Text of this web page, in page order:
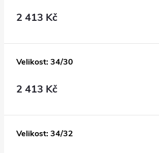
2 413 Kč
Velikost: 34/30
2 413 Kč
Velikost: 34/32